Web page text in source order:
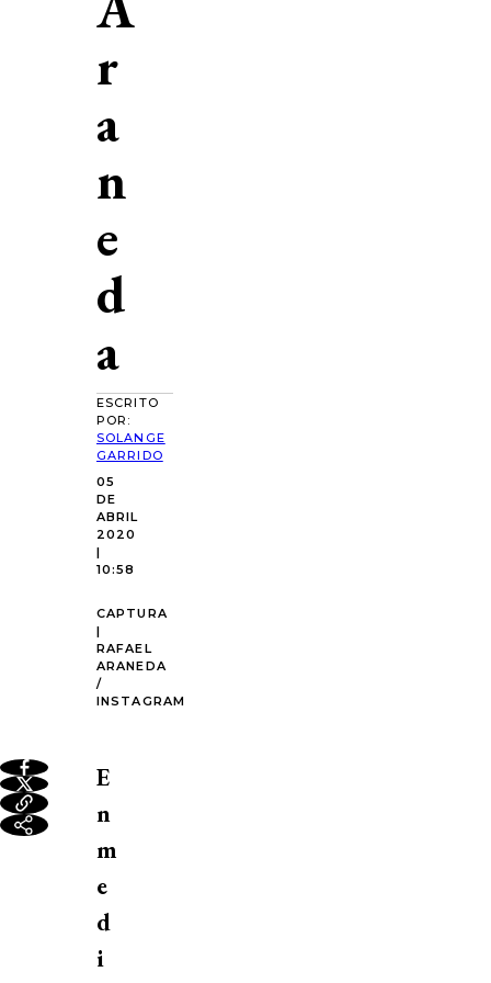
r
a
n
e
d
a
ESCRITO
POR:
SOLANGE
GARRIDO
05
DE
ABRIL
2020
|
10:58
CAPTURA
|
RAFAEL
ARANEDA
/
INSTAGRAM
E
n
m
e
d
i